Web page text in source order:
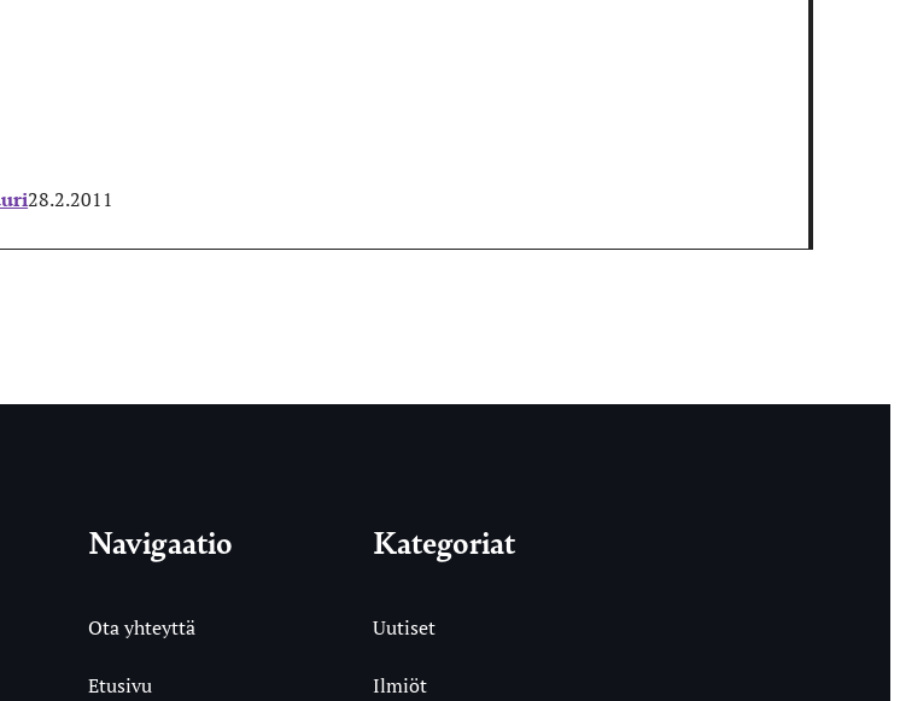
28.2.2011
Navigaatio
Ota yhteyttä
Etusivu
Kategoriat
Uutiset
Ilmiöt